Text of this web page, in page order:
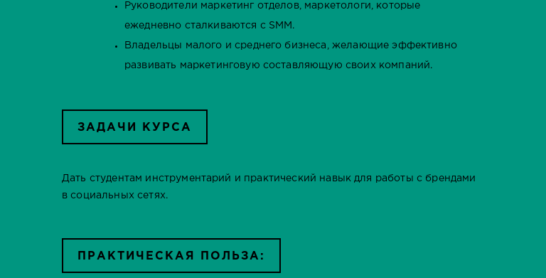
Руководители маркетинг отделов, маркетологи, которые
ежедневно сталкиваются с SMM.
Владельцы малого и среднего бизнеса, желающие эффективно
развивать маркетинговую составляющую своих компаний.
ЗАДАЧИ КУРСА
Дать студентам инструментарий и практический навык для работы с брендами
в социальных сетях.
ПРАКТИЧЕСКАЯ ПОЛЬЗА: